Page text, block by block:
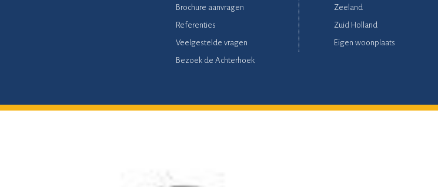
Brochure aanvragen
Referenties
Veelgestelde vragen
Bezoek de Achterhoek
Zeeland
Zuid Holland
Eigen woonplaats